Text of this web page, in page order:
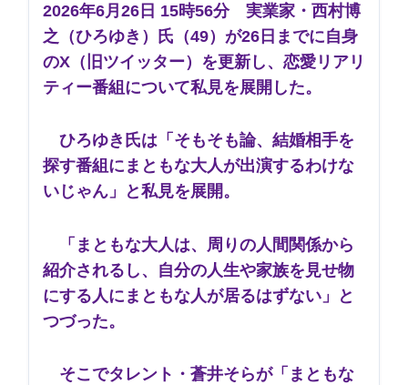
2026年6月26日 15時56分実業家・西村博
之（ひろゆき）氏（49）が26日までに自身
のX（旧ツイッター）を更新し、恋愛リアリ
ティー番組について私見を展開した。
ひろゆき氏は「そもそも論、結婚相手を
探す番組にまともな大人が出演するわけな
いじゃん」と私見を展開。
「まともな大人は、周りの人間関係から
紹介されるし、自分の人生や家族を見せ物
にする人にまともな人が居るはずない」と
つづった。
そこでタレント・蒼井そらが「まともな